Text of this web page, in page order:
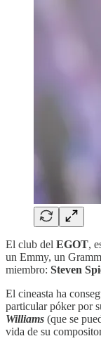
El club del EGOT,
un Emmy, un
miembro: Steven
El cineasta ha
particular póker por
Williams (que se
vida de su